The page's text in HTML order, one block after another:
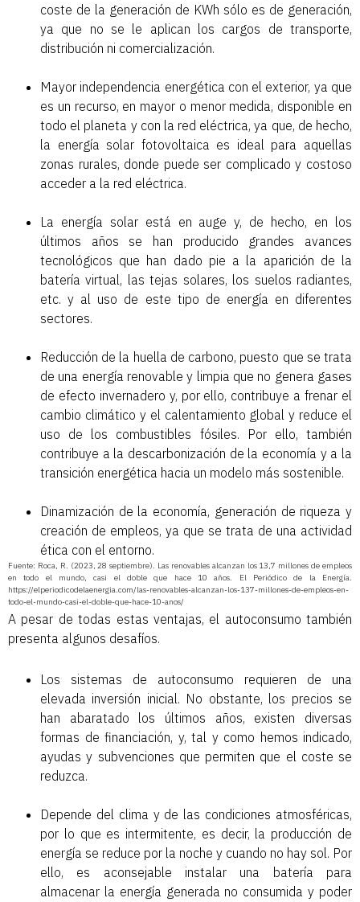
coste de la generación de KWh sólo es de generación,
ya que no se le aplican los cargos de transporte,
distribución ni comercialización.
Mayor independencia energética con el exterior, ya que
es un recurso, en mayor o menor medida, disponible en
todo el planeta y con la red eléctrica, ya que, de hecho,
la energía solar fotovoltaica es ideal para aquellas
zonas rurales, donde puede ser complicado y costoso
acceder a la red eléctrica.
La energía solar está en auge y, de hecho, en los
últimos años se han producido grandes avances
tecnológicos que han dado pie a la aparición de la
batería virtual, las tejas solares, los suelos radiantes,
etc. y al uso de este tipo de energía en diferentes
sectores.
Reducción de la huella de carbono, puesto que se trata
de una energía renovable y limpia que no genera gases
de efecto invernadero y, por ello, contribuye a frenar el
cambio climático y el calentamiento global y reduce el
uso de los combustibles fósiles. Por ello, también
contribuye a la descarbonización de la economía y a la
transición energética hacia un modelo más sostenible.
Dinamización de la economía, generación de riqueza y
creación de empleos, ya que se trata de una actividad
ética con el entorno.
Fuente: Roca, R. (2023, 28 septiembre). Las renovables alcanzan los 13,7 millones de empleos
en todo el mundo, casi el doble que hace 10 años. El Periódico de la Energía.
https://elperiodicodelaenergia.com/las-renovables-alcanzan-los-137-millones-de-empleos-en-
todo-el-mundo-casi-el-doble-que-hace-10-anos/
A pesar de todas estas ventajas, el autoconsumo también
presenta algunos desafíos.
Los sistemas de autoconsumo requieren de una
elevada inversión inicial. No obstante, los precios se
han abaratado los últimos años, existen diversas
formas de financiación, y, tal y como hemos indicado,
ayudas y subvenciones que permiten que el coste se
reduzca.
Depende del clima y de las condiciones atmosféricas,
por lo que es intermitente, es decir, la producción de
energía se reduce por la noche y cuando no hay sol. Por
ello, es aconsejable instalar una batería para
almacenar la energía generada no consumida y poder